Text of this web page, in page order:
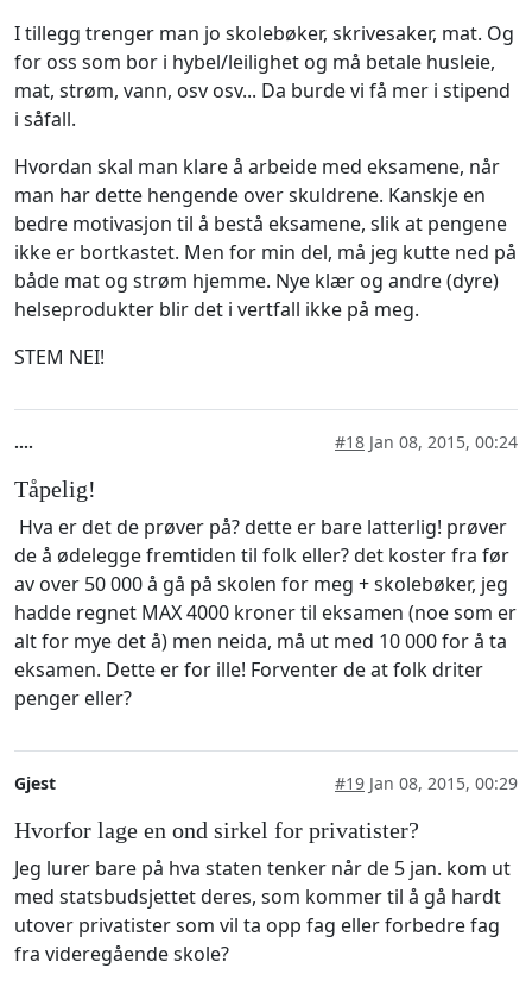
I tillegg trenger man jo skolebøker, skrivesaker, mat. Og
for oss som bor i hybel/leilighet og må betale husleie,
mat, strøm, vann, osv osv... Da burde vi få mer i stipend
i såfall.
Hvordan skal man klare å arbeide med eksamene, når
man har dette hengende over skuldrene. Kanskje en
bedre motivasjon til å bestå eksamene, slik at pengene
ikke er bortkastet. Men for min del, må jeg kutte ned på
både mat og strøm hjemme. Nye klær og andre (dyre)
helseprodukter blir det i vertfall ikke på meg.
STEM NEI!
.... #18 Jan 08, 2015, 00:24
Tåpelig!
Hva er det de prøver på? dette er bare latterlig! prøver
de å ødelegge fremtiden til folk eller? det koster fra før
av over 50 000 å gå på skolen for meg + skolebøker, jeg
hadde regnet MAX 4000 kroner til eksamen (noe som er
alt for mye det å) men neida, må ut med 10 000 for å ta
eksamen. Dette er for ille! Forventer de at folk driter
penger eller?
Gjest #19 Jan 08, 2015, 00:29
Hvorfor lage en ond sirkel for privatister?
Jeg lurer bare på hva staten tenker når de 5 jan. kom ut
med statsbudsjettet deres, som kommer til å gå hardt
utover privatister som vil ta opp fag eller forbedre fag
fra videregående skole?